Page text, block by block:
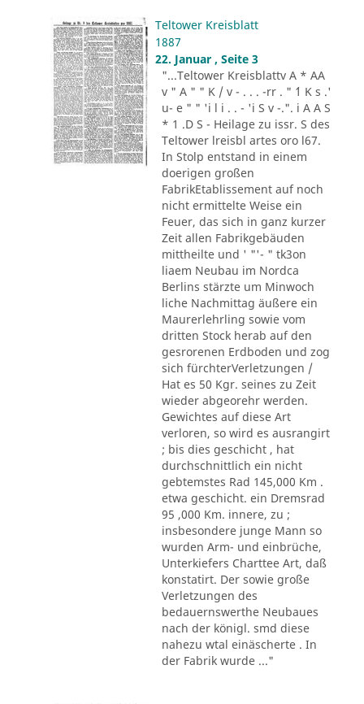
Teltower Kreisblatt
1887
22. Januar , Seite 3
"...Teltower Kreisblattv A * AA
v " A " " K / v - . . . -rr . " ´1 K s .'
u- e " " 'i l i . . - 'i S v -.". i A A S
* 1 .D S - Heilage zu issr. S des
Teltower lreisbl artes oro l67.
In Stolp entstand in einem
doerigen großen
FabrikEtablissement auf noch
nicht ermittelte Weise ein
Feuer, das sich in ganz kurzer
Zeit allen Fabrikgebäuden
mittheilte und ' "'- " tk3on
liaem Neubau im Nordca
Berlins stärzte um Minwoch
liche Nachmittag äußere ein
Maurerlehrling sowie vom
dritten Stock herab auf den
gesrorenen Erdboden und zog
sich fürchterVerletzungen /
Hat es 50 Kgr. seines zu Zeit
wieder abgeorehr werden.
Gewichtes auf diese Art
verloren, so wird es ausrangirt
; bis dies geschicht , hat
durchschnittlich ein nicht
gebtemstes Rad 145,000 Km .
etwa geschicht. ein Dremsrad
95 ,000 Km. innere, zu ;
insbesondere junge Mann so
wurden Arm- und einbrüche,
Unterkiefers Charttee Art, daß
konstatirt. Der sowie große
Verletzungen des
bedauernswerthe Neubaues
nach der königl. smd diese
nahezu wtal einäscherte . In
der Fabrik wurde ..."